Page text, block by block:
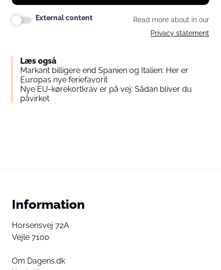
External content
Read more about in our
Privacy statement
Læs også
Markant billigere end Spanien og Italien: Her er
Europas nye feriefavorit
Nye EU-kørekortkrav er på vej: Sådan bliver du
påvirket
Information
Horsensvej 72A
Vejle 7100
Om Dagens.dk